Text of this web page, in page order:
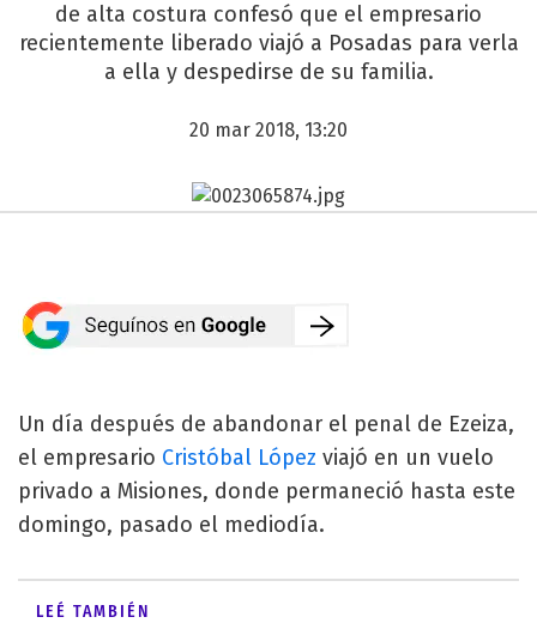
de alta costura confesó que el empresario
recientemente liberado viajó a Posadas para verla
a ella y despedirse de su familia.
20 mar 2018, 13:20
Un día después de abandonar el penal de Ezeiza,
el empresario Cristóbal López viajó en un vuelo
privado a Misiones, donde permaneció hasta este
domingo, pasado el mediodía.
LEÉ TAMBIÉN